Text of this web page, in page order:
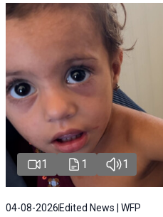
1 1 1
04-08-2026 Edited News | WFP